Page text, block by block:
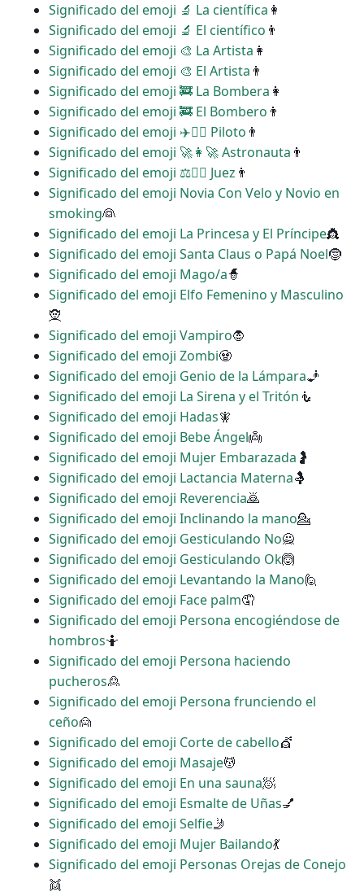
Significado del emoji ‍🔬 La científica 👩
Significado del emoji ‍🔬 El científico 👨
Significado del emoji ‍🎨 La Artista 👩
Significado del emoji ‍🎨 El Artista 👨
Significado del emoji ‍🚒 La Bombera 👩
Significado del emoji ‍🚒 El Bombero 👨
Significado del emoji ‍✈️👩‍✈️ Piloto 👨
Significado del emoji ‍🚀👩‍🚀 Astronauta 👨
Significado del emoji ‍⚖️👩‍⚖️ Juez 👨
Significado del emoji Novia Con Velo y Novio en
smoking👰
Significado del emoji La Princesa y El Príncipe👸
Significado del emoji Santa Claus o Papá Noel🤶
Significado del emoji Mago/a🧙
Significado del emoji Elfo Femenino y Masculino
🧝
Significado del emoji Vampiro🧛
Significado del emoji Zombi🧟
Significado del emoji Genio de la Lámpara🧞
Significado del emoji La Sirena y el Tritón 🧜
Significado del emoji Hadas🧚
Significado del emoji Bebe Ángel👼
Significado del emoji Mujer Embarazada 🤰
Significado del emoji Lactancia Materna🤱
Significado del emoji Reverencia🙇
Significado del emoji Inclinando la mano💁
Significado del emoji Gesticulando No🙅
Significado del emoji Gesticulando Ok🙆
Significado del emoji Levantando la Mano🙋
Significado del emoji Face palm🤦
Significado del emoji Persona encogiéndose de
hombros🤷
Significado del emoji Persona haciendo
pucheros🙎
Significado del emoji Persona frunciendo el
ceño🙍
Significado del emoji Corte de cabello💇
Significado del emoji Masaje💆
Significado del emoji En una sauna🧖
Significado del emoji Esmalte de Uñas💅
Significado del emoji Selfie🤳
Significado del emoji Mujer Bailando💃
Significado del emoji Personas Orejas de Conejo
👯